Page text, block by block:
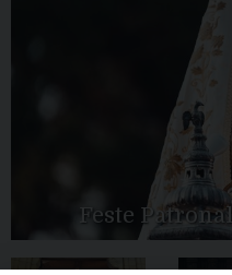
Feste